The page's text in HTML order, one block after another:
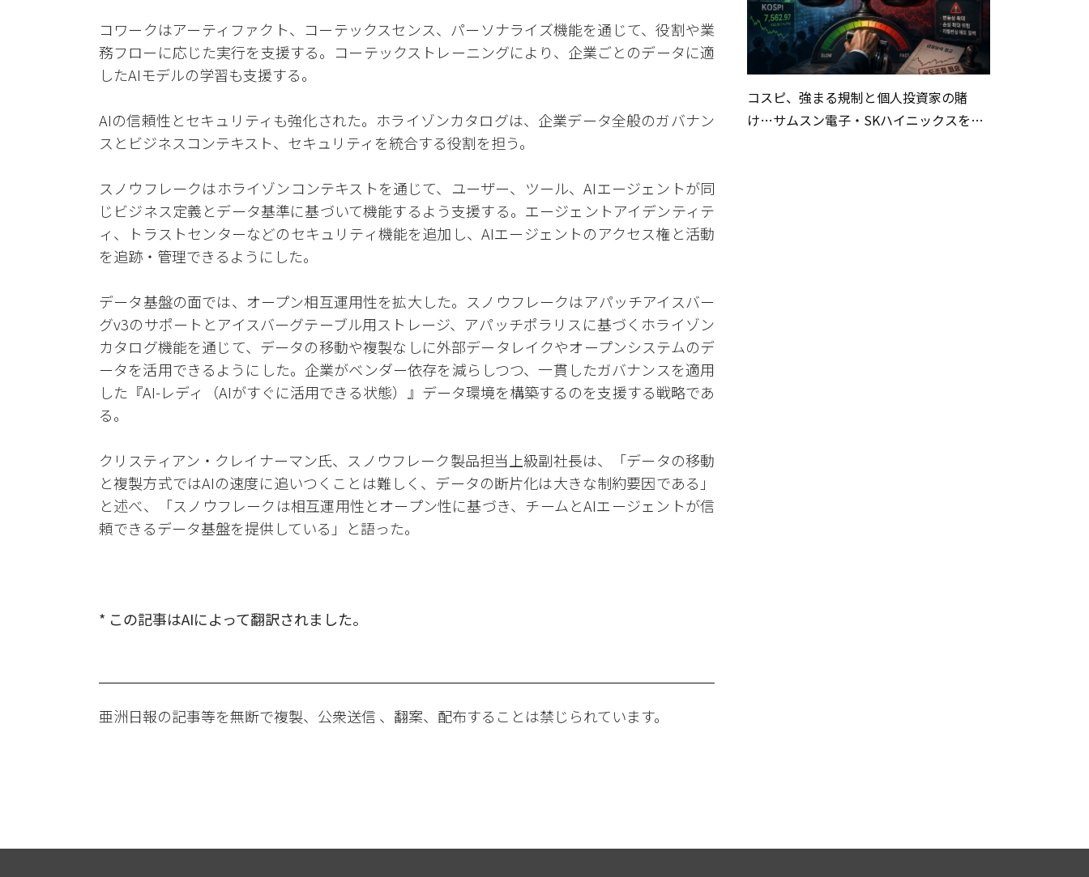
コワークはアーティファクト、コーテックスセンス、パーソナライズ機能を通じて、役割や業
務フローに応じた実行を支援する。コーテックストレーニングにより、企業ごとのデータに適
したAIモデルの学習も支援する。
AIの信頼性とセキュリティも強化された。ホライゾンカタログは、企業データ全般のガバナン
スとビジネスコンテキスト、セキュリティを統合する役割を担う。
スノウフレークはホライゾンコンテキストを通じて、ユーザー、ツール、AIエージェントが同
じビジネス定義とデータ基準に基づいて機能するよう支援する。エージェントアイデンティテ
ィ、トラストセンターなどのセキュリティ機能を追加し、AIエージェントのアクセス権と活動
を追跡・管理できるようにした。
データ基盤の面では、オープン相互運用性を拡大した。スノウフレークはアパッチアイスバー
グv3のサポートとアイスバーグテーブル用ストレージ、アパッチポラリスに基づくホライゾン
カタログ機能を通じて、データの移動や複製なしに外部データレイクやオープンシステムのデ
ータを活用できるようにした。企業がベンダー依存を減らしつつ、一貫したガバナンスを適用
した『AI-レディ（AIがすぐに活用できる状態）』データ環境を構築するのを支援する戦略であ
る。
クリスティアン・クレイナーマン氏、スノウフレーク製品担当上級副社長は、「データの移動
と複製方式ではAIの速度に追いつくことは難しく、データの断片化は大きな制約要因である」
と述べ、「スノウフレークは相互運用性とオープン性に基づき、チームとAIエージェントが信
頼できるデータ基盤を提供している」と語った。
* この記事はAIによって翻訳されました。
亜洲日報の記事等を無断で複製、公衆送信 、翻案、配布することは禁じられています。
コスピ、強まる規制と個人投資家の賭
け…サムスン電子・SKハイニックスを巡